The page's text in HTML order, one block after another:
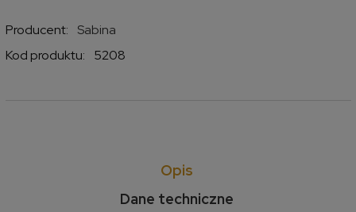
Producent:
Sabina
Kod produktu:
5208
Opis
Dane techniczne